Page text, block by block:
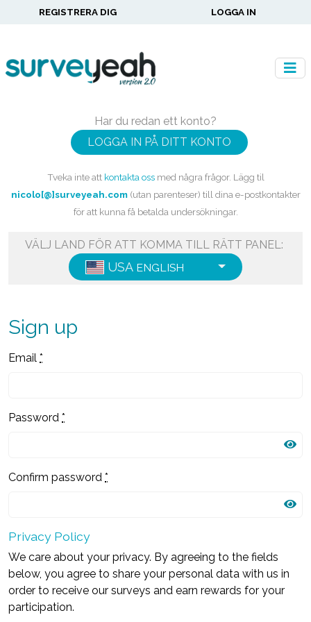
REGISTRERA DIG LOGGA IN
Har du redan ett konto?
LOGGA IN PÅ DITT KONTO
Tveka inte att kontakta ossmed några frågor. Lägg til
nicolo[@]surveyeah.com(utan parenteser) till dina e-postkontakter
för att kunna få betalda undersökningar.
VÄLJ LAND FÖR ATT KOMMA TILL RÄTT PANEL:
USA ENGLISH
Sign up
Email *
Password *
Confirm password *
Privacy Policy
We care about your privacy. By agreeing to the fields
below, you agree to share your personal data with us in
order to receive our surveys and earn rewards for your
participation.